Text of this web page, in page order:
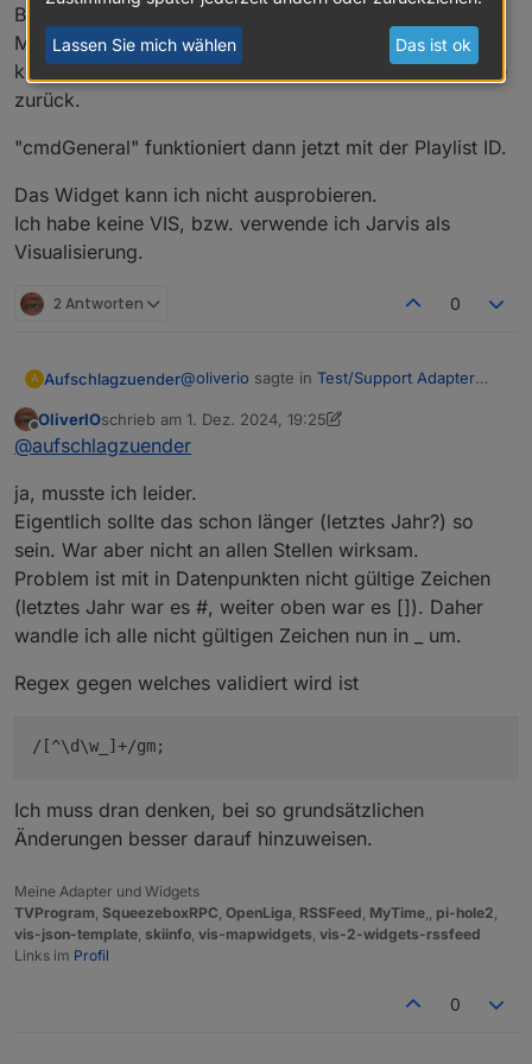
Bleibt das jetzt so?
Möchte ungerne meine Scripte alle anpassen und dann
kommt mit dem nächsten Update die alte Schreibweise
zurück.
"cmdGeneral" funktioniert dann jetzt mit der Playlist ID.
Das Widget kann ich nicht ausprobieren.
Ich habe keine VIS, bzw. verwende ich Jarvis als
Visualisierung.
2 Antworten 0
A Aufschlagzuender@oliverio sagte in Test/Support Adapter
platziere
Dann das playlist Widget platzieren
und die widget id des Player Widgets
dort auswählen
Dann müsste die playlist angezeigt
werden
den Fehler gefunden.
So wie es aussieht hat der Adapter neue
Ordner für die einzelnen Player angelegt.
Wenn ich dann im falschen Ordner/Player
arbeite ist es auch kein Wunder das nichts
funktioniert.
Das muss passiert sein als ich die v1.5.1
Die Player/Ordner Namen werden jetzt alle
mit Unterstrichen satt Leerzeichen
geschrieben.
@oliverio
Hast Du das bewusst angepasst?
Möchte ungerne meine Scripte alle
anpassen und dann kommt mit dem
nächsten Update die alte Schreibweise
Playlist ID.
Das Widget kann ich nicht ausprobieren.
Ich habe keine VIS, bzw. verwende ich
Offline
OliverIOschrieb am 1. Dez. 2024, 19:25
zuletzt editiert von OliverIO12. Jan. 2024, 20:26
@aufschlagzuender
ja, musste ich leider.
Eigentlich sollte das schon länger (letztes Jahr?) so
sein. War aber nicht an allen Stellen wirksam.
Problem ist mit in Datenpunkten nicht gültige Zeichen
(letztes Jahr war es #, weiter oben war es []). Daher
wandle ich alle nicht gültigen Zeichen nun in _ um.
Regex gegen welches validiert wird ist
/[^\d\w_]+/gm;
Ich muss dran denken, bei so grundsätzlichen
Änderungen besser darauf hinzuweisen.
Meine Adapter und Widgets
TVProgram, SqueezeboxRPC, OpenLiga, RSSFeed, MyTime,, pi-hole2,
vis-json-template, skiinfo, vis-mapwidgets, vis-2-widgets-rssfeed
Links im Profil
0
Lassen Sie mich wählen Das ist ok